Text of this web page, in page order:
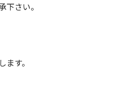
さい。
す。